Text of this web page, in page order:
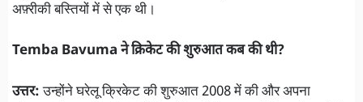
अफ़्रीकी बस्तियों में से एक थी।
Temba Bavuma ने क्रिकेट की शुरुआत कब की थी?
उत्तर:उन्होंने घरेलू क्रिकेट की शुरुआत 2008 में की और अपना